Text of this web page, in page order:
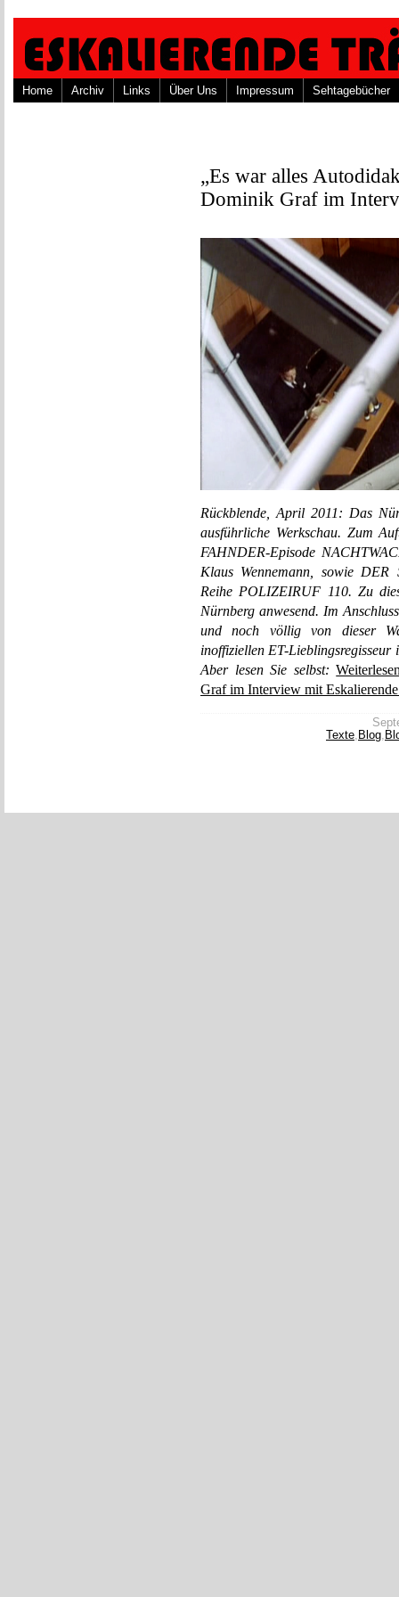
Home Archiv Links Über Uns Impressum Sehtagebücher
„Es war alles
Dominik Graf im
Rückblende, April 2011: Das
ausführliche Werkschau. Zum
FAHNDER-Episode
Klaus Wennemann, sowie
Reihe POLIZEIRUF 110. Zu
Nürnberg anwesend. Im
und noch völlig von dieser
inoffiziellen ET-
Aber lesen Sie selbst:
Graf im Interview mit
Texte, Blog,